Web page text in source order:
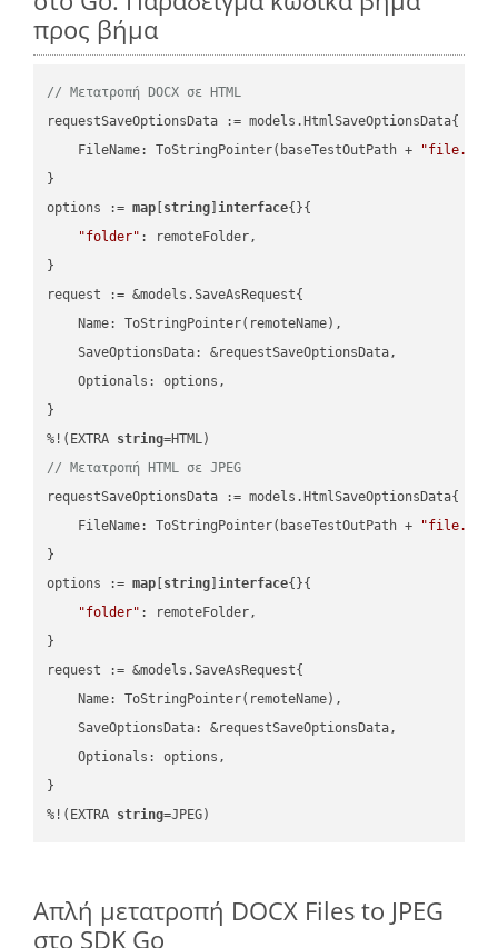
προς βήμα
// Μετατροπή DOCX σε HTML
requestSaveOptionsData := models.HtmlSaveOptionsData{
    FileName: ToStringPointer(baseTestOutPath +
}
options := map string ]interface{}{
"folder" : remoteFolder,
}
request := &models.SaveAsRequest{
    Name: ToStringPointer(remoteName),
    SaveOptionsData: &requestSaveOptionsData,
    Optionals: options,
}
%!(EXTRA string
// Μετατροπή HTML σε JPEG
requestSaveOptionsData := models.HtmlSaveOptionsData{
    FileName: ToStringPointer(baseTestOutPath +
}
options := map string ]interface{}{
"folder" : remoteFolder,
}
request := &models.SaveAsRequest{
    Name: ToStringPointer(remoteName),
    SaveOptionsData: &requestSaveOptionsData,
    Optionals: options,
}
%!(EXTRA string=JPEG)
Απλή μετατροπή DOCX Files to JPEG
στο SDK Go